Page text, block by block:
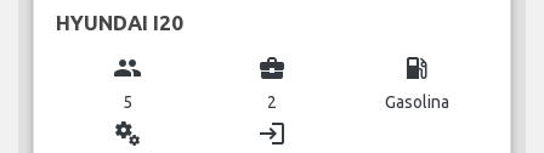
HYUNDAI I20
group
5
business_center
2
local_gas_station
Gasolina
miscellaneous_services login